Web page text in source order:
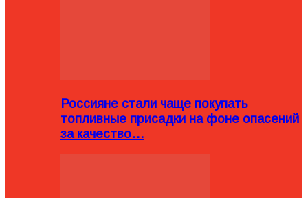
Россияне стали чаще покупать
топливные присадки на фоне опасений
за качество…